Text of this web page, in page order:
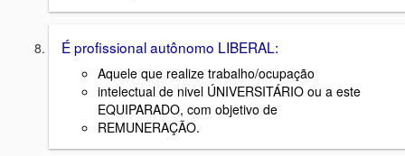
É profissional autônomo LIBERAL:
Aquele que realize trabalho/ocupação
intelectual de nivel ÚNIVERSITÁRIO ou a este
EQUIPARADO, com objetivo de
REMUNERAÇÃO.